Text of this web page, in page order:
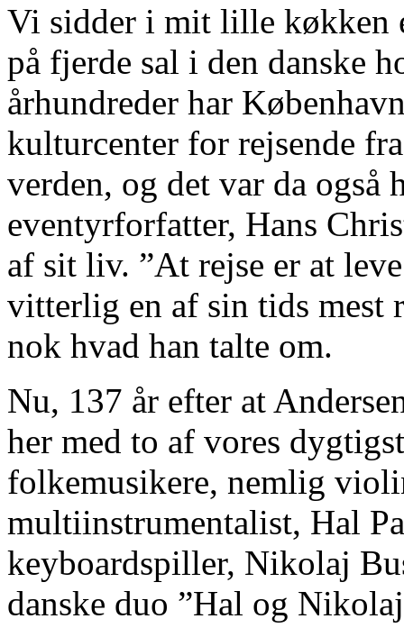
Vi sidder i mit lille køkken
på fjerde sal i den danske
århundreder har
kulturcenter for rejsende
verden, og det var da også
eventyrforfatter, Hans
af sit liv. ”At rejse er at
vitterlig en af sin tids mest
nok hvad han talte om.
Nu, 137 år efter at
her med to af vores
folkemusikere, nemlig
multiinstrumentalist, Hal
keyboardspiller, Nikolaj
danske duo ”Hal og